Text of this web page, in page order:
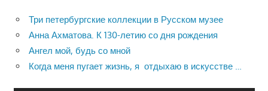
Три петербургские коллекции в Русском музее
Анна Ахматова. К 130-летию со дня рождения
Ангел мой, будь со мной
Когда меня пугает жизнь, я отдыхаю в искусстве …